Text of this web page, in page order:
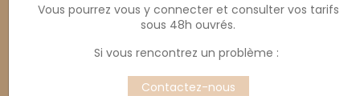
Grille inox 600 x 400 3
Grille inox 600x800 avec
Vous pourrez vous y connecter et consulter vos tarifs
sous 48h ouvrés.
Si vous rencontrez un problème :
Contactez-nous